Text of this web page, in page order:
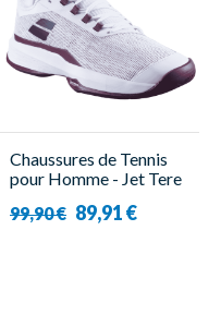
Chaussures de Tennis
pour Homme - Jet Tere
99,90 € 89,91 €